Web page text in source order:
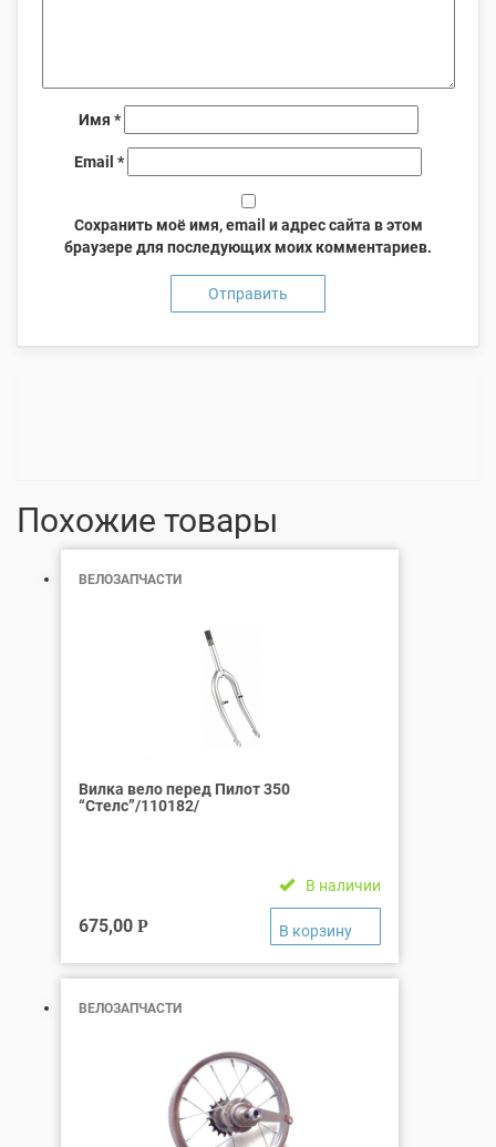
Имя *
Email *
Сохранить моё имя, email и адрес сайта в этом
браузере для последующих моих комментариев.
Похожие товары
ВЕЛОЗАПЧАСТИ
Вилка вело перед Пилот 350
“Стелс”/110182/
В наличии
675,00 Р
ВЕЛОЗАПЧАСТИ